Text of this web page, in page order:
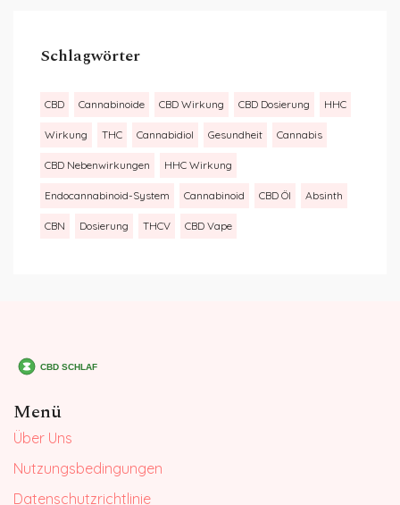
Schlagwörter
CBD Cannabinoide CBD Wirkung CBD Dosierung HHC
Wirkung THC Cannabidiol Gesundheit Cannabis
CBD Nebenwirkungen HHC Wirkung
Endocannabinoid-System Cannabinoid CBD Öl Absinth
CBN Dosierung THCV CBD Vape
Menü
Über Uns
Nutzungsbedingungen
Datenschutzrichtlinie